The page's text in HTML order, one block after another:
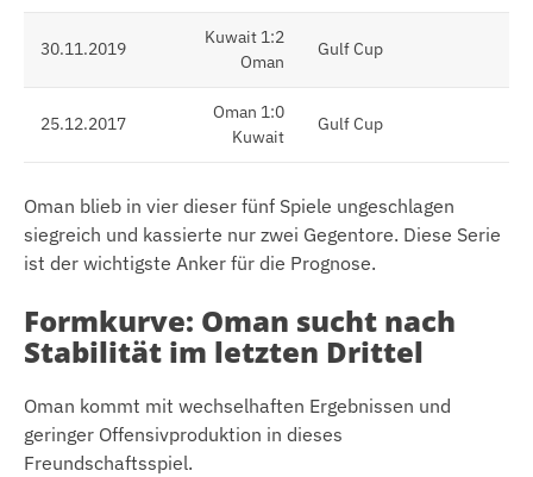
30.11.2019
Kuwait 1:2
Oman
Gulf Cup
25.12.2017
Oman 1:0
Kuwait
Gulf Cup
Oman blieb in vier dieser fünf Spiele ungeschlagen
siegreich und kassierte nur zwei Gegentore. Diese Serie
ist der wichtigste Anker für die Prognose.
Formkurve: Oman sucht nach
Stabilität im letzten Drittel
Oman kommt mit wechselhaften Ergebnissen und
geringer Offensivproduktion in dieses
Freundschaftsspiel.